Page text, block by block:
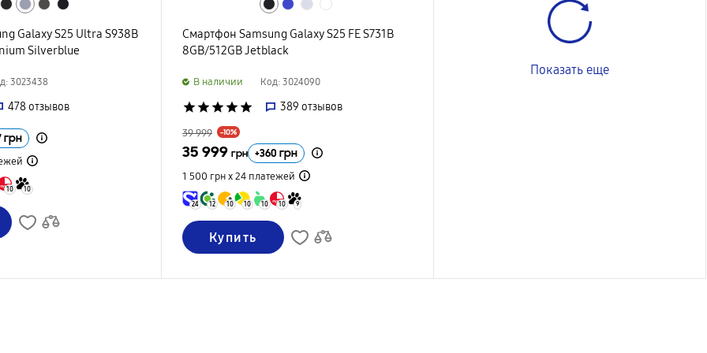
Galaxy S25 Ultra S938B
Silverblue
3023438
478отзывов
грн
10 10
Смартфон Samsung Galaxy S25 FE S731B
8GB/512GB Jetblack
B наличии Код: 3024090
star star star star star 389 отзывов
39 999 -10%
35 999 грн +360 грн
1 500 грн х 24 платежей
24 12 10 10 10 10 9
Купить
Показать еще